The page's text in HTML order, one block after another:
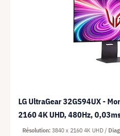
LG UltraGear 32GS94UX -
2160 4K UHD, 480Hz,
Résolution 3840 x 2160 4K UHD